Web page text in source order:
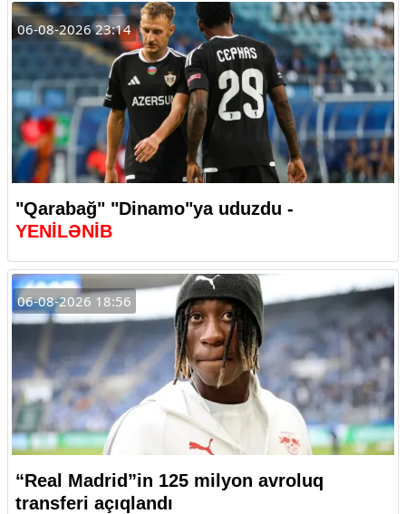
06-08-2026 23:14
"Qarabağ" "Dinamo"ya uduzdu -
YENİLƏNİB
06-08-2026 18:56
“Real Madrid”in 125 milyon avroluq
transferi açıqlandı